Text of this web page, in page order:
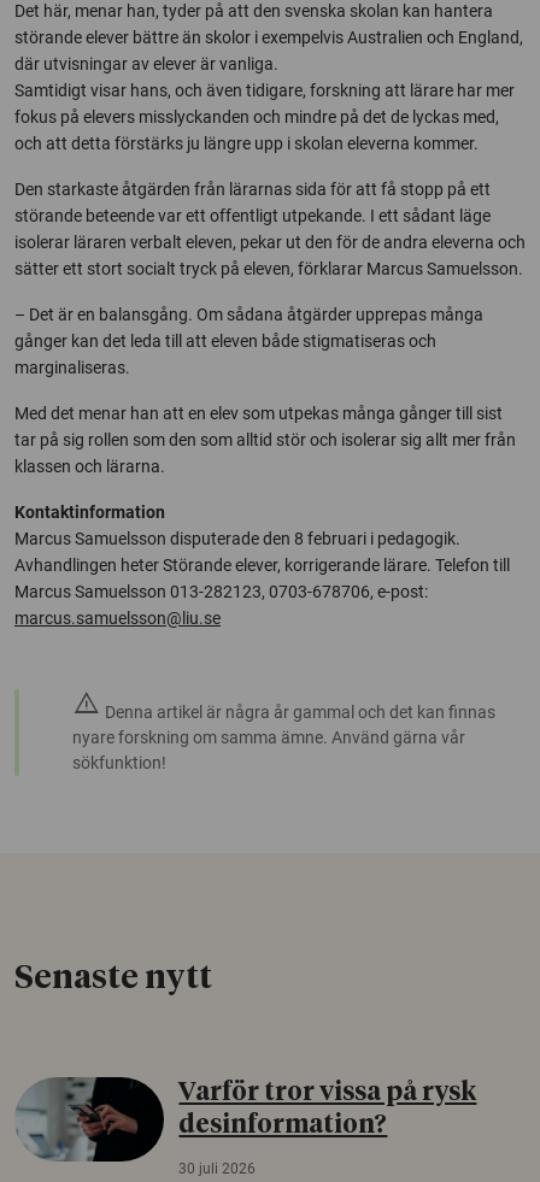
Det här, menar han, tyder på att den svenska skolan kan hantera
störande elever bättre än skolor i exempelvis Australien och England,
där utvisningar av elever är vanliga.
Samtidigt visar hans, och även tidigare, forskning att lärare har mer
fokus på elevers misslyckanden och mindre på det de lyckas med,
och att detta förstärks ju längre upp i skolan eleverna kommer.
Den starkaste åtgärden från lärarnas sida för att få stopp på ett
störande beteende var ett offentligt utpekande. I ett sådant läge
isolerar läraren verbalt eleven, pekar ut den för de andra eleverna och
sätter ett stort socialt tryck på eleven, förklarar Marcus Samuelsson.
– Det är en balansgång. Om sådana åtgärder upprepas många
gånger kan det leda till att eleven både stigmatiseras och
marginaliseras.
Med det menar han att en elev som utpekas många gånger till sist
tar på sig rollen som den som alltid stör och isolerar sig allt mer från
klassen och lärarna.
Kontaktinformation
Marcus Samuelsson disputerade den 8 februari i pedagogik.
Avhandlingen heter Störande elever, korrigerande lärare. Telefon till
Marcus Samuelsson 013-282123, 0703-678706, e-post:
marcus.samuelsson@liu.se
warning Denna artikel är några år gammal och det kan finnas
nyare forskning om samma ämne. Använd gärna vår
sökfunktion!
Senaste nytt
Varför tror vissa på rysk
desinformation?
30 juli 2026